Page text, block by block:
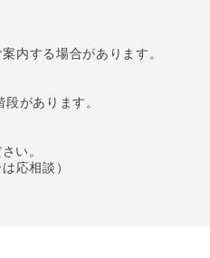
内する場合があります。
があります。
い。
応相談）